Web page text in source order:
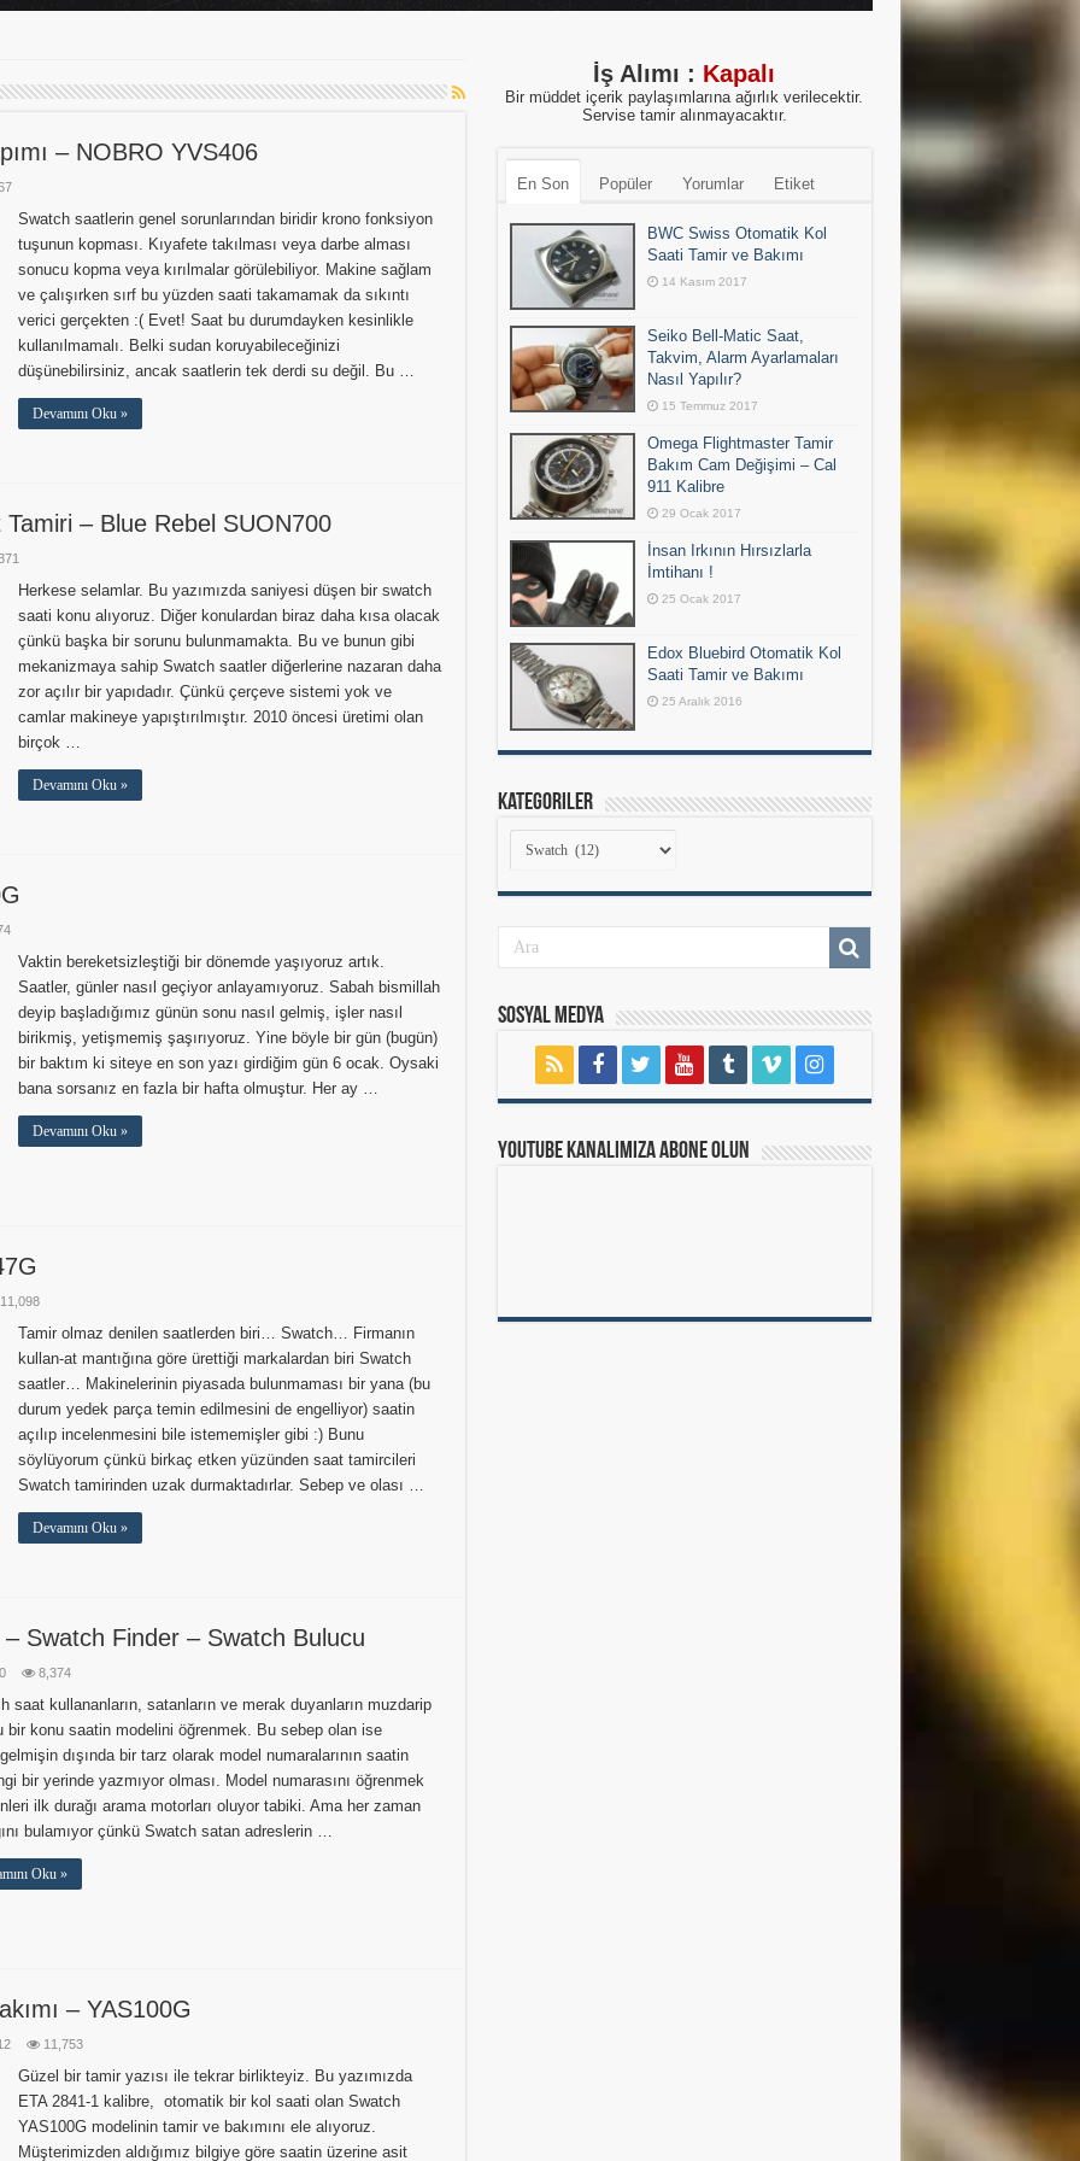
– NOBRO YVS406
Swatch saatlerin genel sorunlarından biridir krono fonksiyon
tuşunun kopması. Kıyafete takılması veya darbe alması
sonucu kopma veya kırılmalar görülebiliyor. Makine sağlam
ve çalışırken sırf bu yüzden saati takamamak da sıkıntı
verici gerçekten :( Evet! Saat bu durumdayken kesinlikle
kullanılmamalı. Belki sudan koruyabileceğinizi
düşünebilirsiniz, ancak saatlerin tek derdi su değil. Bu …
Devamını Oku »
– Blue Rebel SUON700
Herkese selamlar. Bu yazımızda saniyesi düşen bir swatch
saati konu alıyoruz. Diğer konulardan biraz daha kısa olacak
çünkü başka bir sorunu bulunmamakta. Bu ve bunun gibi
mekanizmaya sahip Swatch saatler diğerlerine nazaran daha
zor açılır bir yapıdadır. Çünkü çerçeve sistemi yok ve
camlar makineye yapıştırılmıştır. 2010 öncesi üretimi olan
birçok …
Devamını Oku »
Vaktin bereketsizleştiği bir dönemde yaşıyoruz artık.
Saatler, günler nasıl geçiyor anlayamıyoruz. Sabah bismillah
deyip başladığımız günün sonu nasıl gelmiş, işler nasıl
birikmiş, yetişmemiş şaşırıyoruz. Yine böyle bir gün (bugün)
bir baktım ki siteye en son yazı girdiğim gün 6 ocak. Oysaki
bana sorsanız en fazla bir hafta olmuştur. Her ay …
Devamını Oku »
11,098
Tamir olmaz denilen saatlerden biri… Swatch… Firmanın
kullan-at mantığına göre ürettiği markalardan biri Swatch
saatler… Makinelerinin piyasada bulunmaması bir yana (bu
durum yedek parça temin edilmesini de engelliyor) saatin
açılıp incelenmesini bile istememişler gibi :) Bunu
söylüyorum çünkü birkaç etken yüzünden saat tamircileri
Swatch tamirinden uzak durmaktadırlar. Sebep ve olası …
Devamını Oku »
Swatch Finder – Swatch Bulucu
8,374
saat kullananların, satanların ve merak duyanların muzdarip
bir konu saatin modelini öğrenmek. Bu sebep olan ise
dışında bir tarz olarak model numaralarının saatin
bir yerinde yazmıyor olması. Model numarasını öğrenmek
ilk durağı arama motorları oluyor tabiki. Ama her zaman
bulamıyor çünkü Swatch satan adreslerin …
Oku »
– YAS100G
11,753
Güzel bir tamir yazısı ile tekrar birlikteyiz. Bu yazımızda
ETA 2841-1 kalibre, otomatik bir kol saati olan Swatch
YAS100G modelinin tamir ve bakımını ele alıyoruz.
Müşterimizden aldığımız bilgiye göre saatin üzerine asit
İş Alımı : Kapalı
Bir müddet içerik paylaşımlarına ağırlık verilecektir.
Servise tamir alınmayacaktır.
En Son Popüler Yorumlar Etiket
BWC Swiss Otomatik Kol
Saati Tamir ve Bakımı
14 Kasım 2017
Seiko Bell-Matic Saat,
Takvim, Alarm Ayarlamaları
Nasıl Yapılır?
15 Temmuz 2017
Omega Flightmaster Tamir
Bakım Cam Değişimi – Cal
911 Kalibre
29 Ocak 2017
İnsan Irkının Hırsızlarla
İmtihanı !
25 Ocak 2017
Edox Bluebird Otomatik Kol
Saati Tamir ve Bakımı
25 Aralık 2016
Kategoriler
Kategoriler
Sosyal Medya
Youtube Kanalımıza Abone Olun